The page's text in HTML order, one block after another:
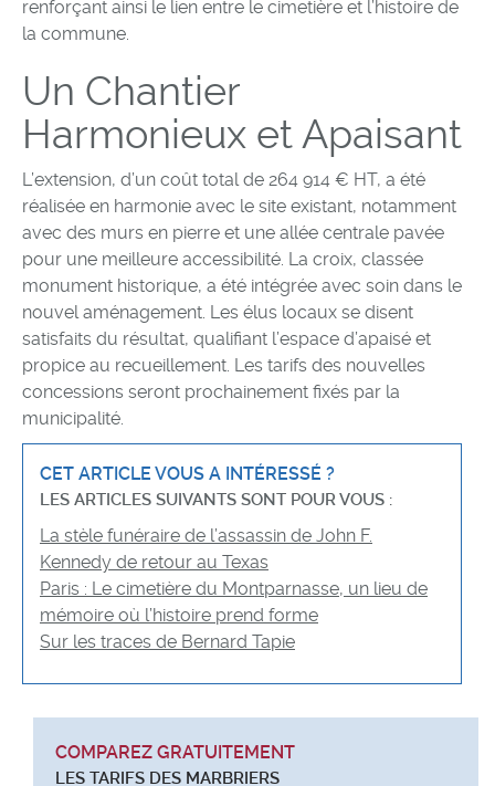
renforçant ainsi le lien entre le cimetière et l’histoire de
la commune.
Un Chantier
Harmonieux et Apaisant
L’extension, d’un coût total de 264 914 € HT, a été
réalisée en harmonie avec le site existant, notamment
avec des murs en pierre et une allée centrale pavée
pour une meilleure accessibilité. La croix, classée
monument historique, a été intégrée avec soin dans le
nouvel aménagement. Les élus locaux se disent
satisfaits du résultat, qualifiant l’espace d’apaisé et
propice au recueillement. Les tarifs des nouvelles
concessions seront prochainement fixés par la
municipalité.
CET ARTICLE VOUS A INTÉRESSÉ ?
LES ARTICLES SUIVANTS SONT POUR VOUS :
La stèle funéraire de l’assassin de John F.
Kennedy de retour au Texas
Paris : Le cimetière du Montparnasse, un lieu de
mémoire où l’histoire prend forme
Sur les traces de Bernard Tapie
COMPAREZ GRATUITEMENT
LES TARIFS DES MARBRIERS